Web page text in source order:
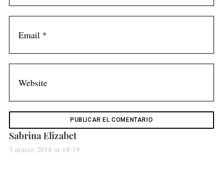
s
a
Sabrina Elizabet
3 marzo 2018 at 18:19